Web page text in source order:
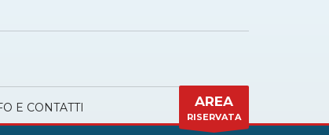
E CONTATTI AREA
RISERVATA